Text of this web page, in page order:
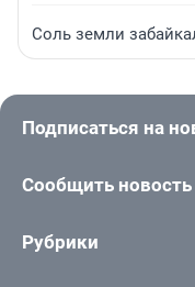
Соль земли
Подписаться на
Сообщить новость
Рубрики